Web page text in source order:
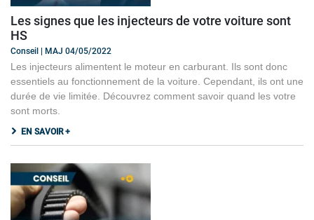
Les signes que les injecteurs de votre voiture sont
HS
Conseil | MAJ 04/05/2022
Les injecteurs alimentent le moteur en carburant. Ils sont donc
essentiels au fonctionnement de la voiture. Cependant, ils ont une
durée de vie limitée. Découvrez comment savoir quand les votre
sont morts.
EN SAVOIR +